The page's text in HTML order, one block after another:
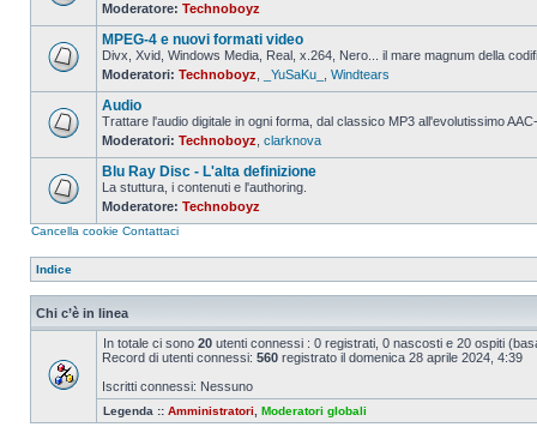
Nessun
messaggio
da
leggere
Moderatore: Technoboyz
Nessun
messaggio
da
leggere
MPEG-4 e nuovi formati video
Divx, Xvid, Windows Media, Real, x.264, Nero... il mare magnum della
Moderatori: Technoboyz _YuSaKu_ Windtears
Nessun
messaggio
da
leggere
Audio
Trattare l'audio digitale in ogni forma, dal classico MP3 all'evolutissimo
Moderatori: Technoboyz clarknova
Nessun
messaggio
da
Blu Ray Disc - L'alta definizione
La stuttura, i contenuti e l'authoring.
Moderatore: Technoboyz
Cancella cookie Contattaci
Indice
Chi c’è in linea
In totale ci sono 20 utenti connessi : 0 registrati, 0 nascosti e 20 ospiti
Record di utenti connessi: 560 registrato il domenica 28 aprile 2024, 4:39
Iscritti connessi: Nessuno
Legenda :: Amministratori Moderatori globali